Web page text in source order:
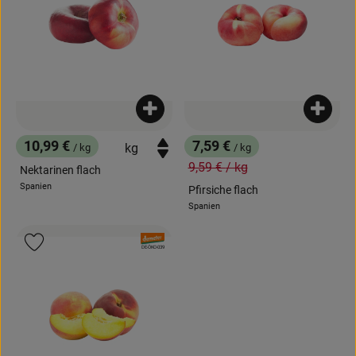
, Preis:
10,99 € / kg
Nektarinen flach
, Herkunft:
Spanien
Produkt zum Warenkorb hinzufügen
, Preis:
7,59 € / kg
, Alter Preis:
9,59 €/ kg
Pfirsiche flach
, Herkunft:
Spanien
, Verband:
, Kontrollstelle:
DE-ÖKO-039
Produkt zu Favouriten hinzufügen